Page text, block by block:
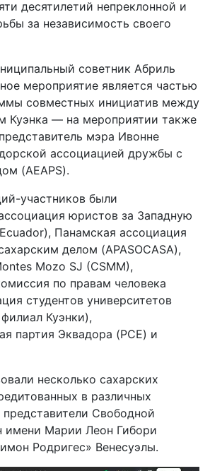
десятилетий непреклонной и
за независимость своего
советник Абриль
мероприятие является частью
совместных инициатив между
Куэнка — на мероприятии также
мэра Ивонне
ассоциацией дружбы с
(AEAPS).
участников были
юристов за Западную
Панамская ассоциация
делом (APASOCASA),
Mozo SJ (CSMM),
по правам человека
студентов университетов
Куэнки),
партия Эквадора (PCE) и
несколько сахарских
в различных
Свободной
Марии Леон Гибори
Родригес» Венесуэлы.